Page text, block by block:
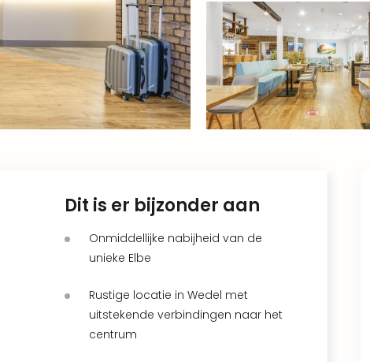
Dit is er bijzonder aan
Onmiddellijke nabijheid van de
unieke Elbe
Rustige locatie in Wedel met
uitstekende verbindingen naar het
centrum